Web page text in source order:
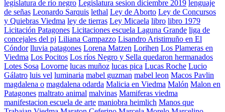
legislatura de rio negro Legislatura sesion diciembre 2019 lenguaje
de señas Leonardo Sarquis lethal Ley de Aborto Ley de Concursos
y Quiebras Viedma ley de tierras Ley Micaela libro libro 1979
Licitación Patagones Licitaciones escuela Laguna Grande liga de
concejales del pj Liliana Campazzo Lisandro Aristimuño en El
Cóndor lluvia patagones Lorena Matzen Lorihen Los Plameras en
Viedma Los Pocitos Los ríos Negro y Sella quedaron hermanados
Lotes Sosa Lovorne lucas muñoz lucas pica Lucas Roche Lucio
Gálatro luis vel luminaria mabel guzman mabel leon Macos Pavlin
magdalena o magdalena odarda Malicia en Viedma Malón Malon en
Patagones maltrato animal malvinas Mamiferas viedma
manifestacion escuela de arte maniobra heimlich Manos que